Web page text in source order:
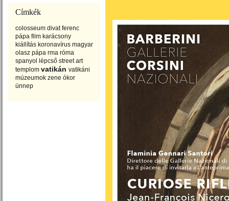
Címkék
colosseum divat ferenc
pápa film karácsony
kiállítás koronavírus magyar
olasz pápa rma róma
spanyol lépcső street art
templom vatikán vatikáni
múzeumok zene ókor
ünnep